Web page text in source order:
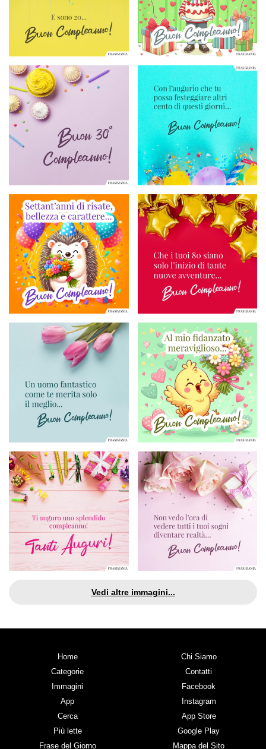
Vedi altre immagini...
Home
Categorie
Immagini
App
Cerca
Più lette
Frase del Giorno
Chi Siamo
Contatti
Facebook
Instagram
App Store
Google Play
Mappa del Sito